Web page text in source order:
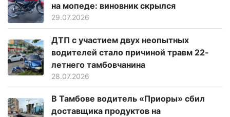
на мопеде: виновник скрылся
29.07.2026
ДТП с участием двух неопытных
водителей стало причиной травм 22-
летнего тамбовчанина
28.07.2026
В Тамбове водитель «Приоры» сбил
доставщика продуктов на